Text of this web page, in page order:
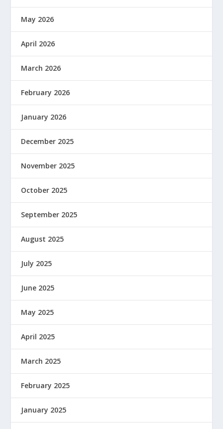
May 2026
April 2026
March 2026
February 2026
January 2026
December 2025
November 2025
October 2025
September 2025
August 2025
July 2025
June 2025
May 2025
April 2025
March 2025
February 2025
January 2025